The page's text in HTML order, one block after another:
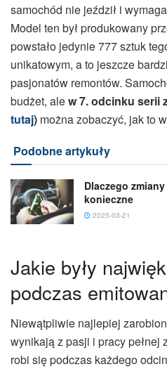
samochód nie jeździł i
Model ten był produkowany
powstało jedynie 777 sztuk
unikatowym, a to jeszcze
pasjonatów remontów.
budżet, alew 7. odcinku serii
tutaj) można zobaczyć, jak to
Podobne artykuły
Dlaczego
konieczne
2025-03-21
Jakie były
podczas
Niewątpliwie najlepiej
wynikają z pasji i pracy pełnej
robi się podczas każdego